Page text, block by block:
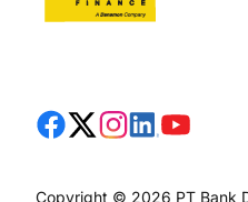
Copyright © 2026 PT Bank